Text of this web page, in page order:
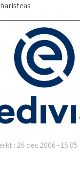
: 26 dec 2006 - 15:05